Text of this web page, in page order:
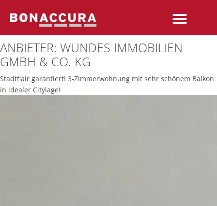
ANBIETER: WUNDES IMMOBILIEN
GMBH & CO. KG
Stadtflair garantiert! 3-Zimmerwohnung mit sehr schönem Balkon
in idealer Citylage!